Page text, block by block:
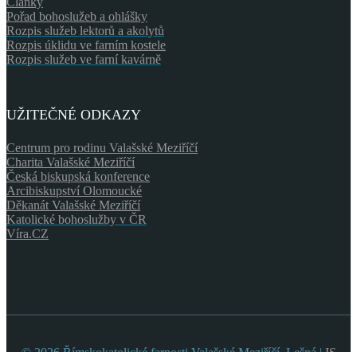
Pořad bohoslužeb a ohlášky
Rozpis služeb lektorů a akolytů
Rozpis úklidu ve farním kostele
Rozpis služeb ve farní kavárně
UŽITEČNÉ ODKAZY
Centrum pro rodinu Valašské Meziříčí
Charita Valašské Meziříčí
Česká biskupská konference
Arcibiskupství Olomoucké
Děkanát Valašské Meziříčí
Katolické bohoslužby v ČR
Víra.CZ